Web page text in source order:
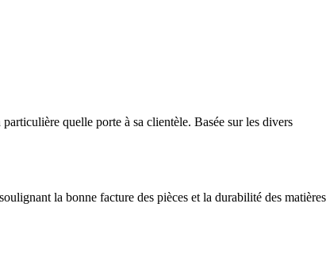
quelle porte à sa clientèle. Basée sur les divers
la bonne facture des pièces et la durabilité des matières